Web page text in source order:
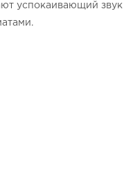
успокаивающий звук